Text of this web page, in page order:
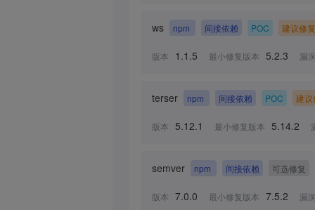
ws npm 间接依赖 POC 建议修复
版本 1.1.5 最小修复版本 5.2.3 漏
terser npm 间接依赖 POC 建议
版本 5.12.1 最小修复版本 5.14.2
semver npm 间接依赖 可选修复
版本 7.0.0 最小修复版本 7.5.2 漏